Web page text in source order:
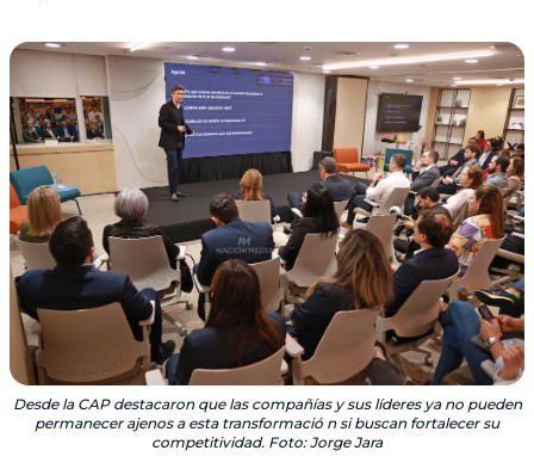
Desde la CAP destacaron que las compañías y sus líderes ya no pueden
permanecer ajenos a esta transformació n si buscan fortalecer su
competitividad. Foto: Jorge Jara